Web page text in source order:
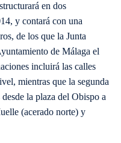
en dos
y contará con una
de los que la Junta
de Málaga el
incluirá las calles
mientras que la segunda
la plaza del Obispo a
(acerado norte) y